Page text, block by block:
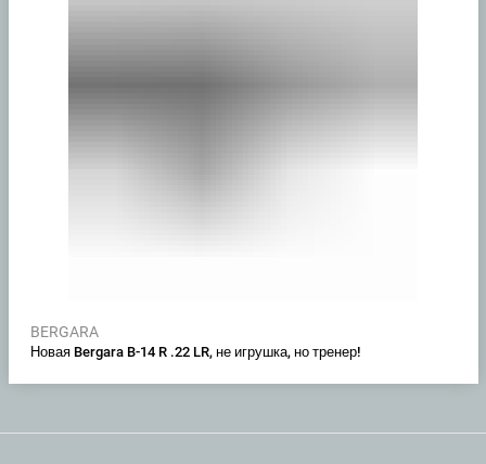
BERGARA
Новая Bergara B-14 R .22 LR, не игрушка, но тренер!